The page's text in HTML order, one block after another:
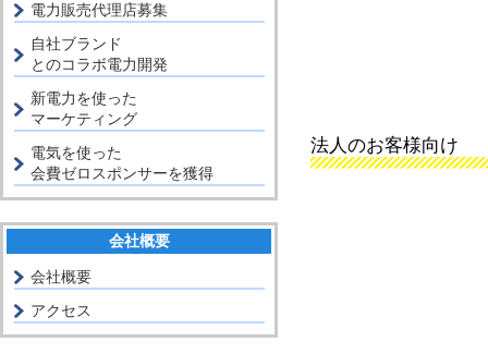
電力販売代理店募集
自社ブランド
とのコラボ電力開発
新電力を使った
マーケティング
電気を使った
会費ゼロスポンサーを獲得
会社概要
会社概要
アクセス
法人のお客様向け